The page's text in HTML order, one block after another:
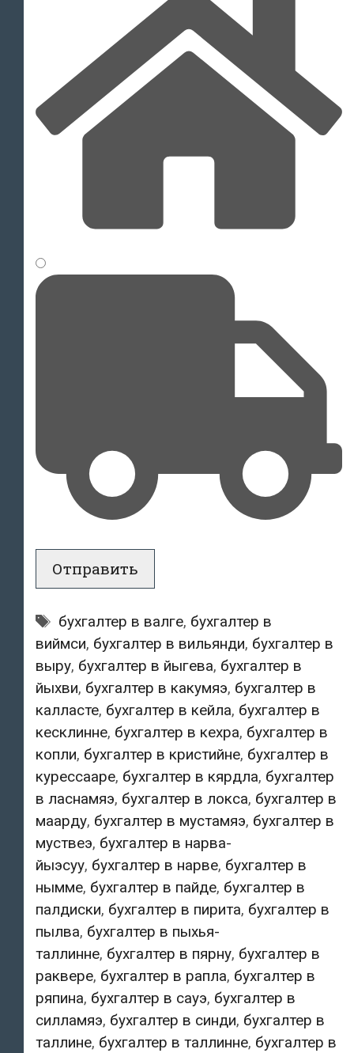
Tags:
бухгалтер в валге, бухгалтер в
виймси, бухгалтер в вильянди, бухгалтер в
выру, бухгалтер в йыгева, бухгалтер в
йыхви, бухгалтер в какумяэ, бухгалтер в
калласте, бухгалтер в кейла, бухгалтер в
кесклинне, бухгалтер в кехра, бухгалтер в
копли, бухгалтер в кристийне, бухгалтер в
курессааре, бухгалтер в кярдла, бухгалтер
в ласнамяэ, бухгалтер в локса, бухгалтер в
маарду, бухгалтер в мустамяэ, бухгалтер в
муствеэ, бухгалтер в нарва-
йыэсуу, бухгалтер в нарве, бухгалтер в
нымме, бухгалтер в пайде, бухгалтер в
палдиски, бухгалтер в пирита, бухгалтер в
пылва, бухгалтер в пыхья-
таллинне, бухгалтер в пярну, бухгалтер в
раквере, бухгалтер в рапла, бухгалтер в
ряпина, бухгалтер в сауэ, бухгалтер в
силламяэ, бухгалтер в синди, бухгалтер в
таллине, бухгалтер в таллинне, бухгалтер в